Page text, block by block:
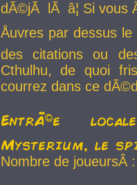
dÃ©jÃ lÃ â¦ Si vous
Åuvres par dessus
des citations ou
Cthulhu, de quoi
courrez dans ce
EntrÃ©e
Mysterium, le
Nombre de